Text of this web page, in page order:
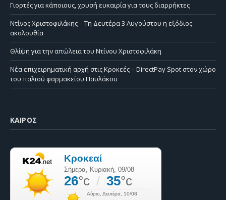
Γιορτές για κάποιους, χρυσή ευκαιρία για τους διαρρήκτες
Ντίνος Χριστοφιλάκης – Τη Δευτέρα 3 Αυγούστου η εξόδιος
ακολουθία
Θλίψη για την απώλεια του Ντίνου Χριστοφιλάκη
Νέα επιχειρηματική αρχή στις Κροκεές – DirectPay Spot στον χώρο
του παλιού φαρμακείου Παυλάκου
ΚΑΙΡΌΣ